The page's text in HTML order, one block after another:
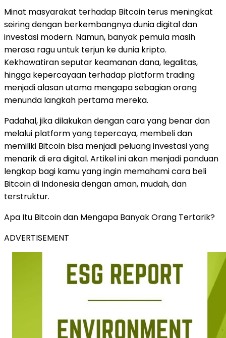
Minat masyarakat terhadap Bitcoin terus meningkat
seiring dengan berkembangnya dunia digital dan
investasi modern. Namun, banyak pemula masih
merasa ragu untuk terjun ke dunia kripto.
Kekhawatiran seputar keamanan dana, legalitas,
hingga kepercayaan terhadap platform trading
menjadi alasan utama mengapa sebagian orang
menunda langkah pertama mereka.
Padahal, jika dilakukan dengan cara yang benar dan
melalui platform yang tepercaya, membeli dan
memiliki Bitcoin bisa menjadi peluang investasi yang
menarik di era digital. Artikel ini akan menjadi panduan
lengkap bagi kamu yang ingin memahami cara beli
Bitcoin di Indonesia dengan aman, mudah, dan
terstruktur.
Apa Itu Bitcoin dan Mengapa Banyak Orang Tertarik?
ADVERTISEMENT